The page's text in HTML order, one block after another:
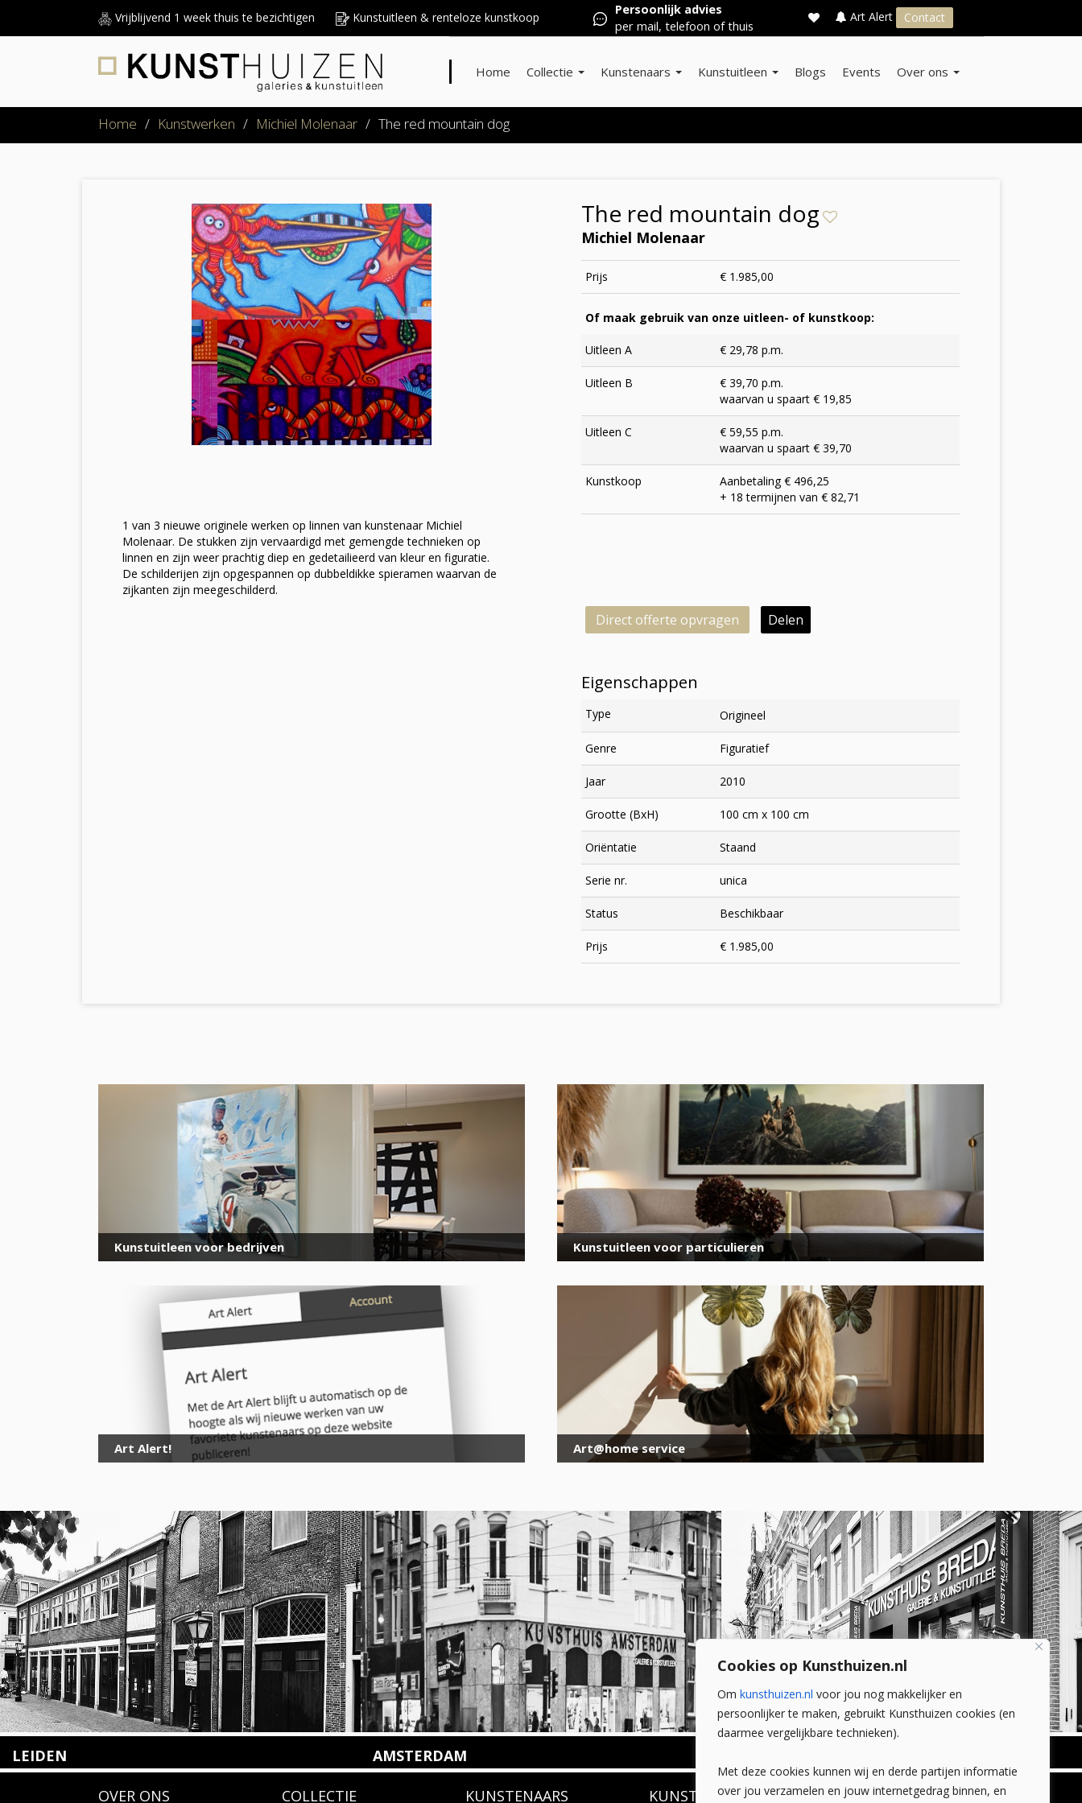
Cookies op Kunsthuizen.nl
Om kunsthuizen.nl voor jou nog makkelijker en
persoonlijker te maken, gebruikt Kunsthuizen cookies (en
daarmee vergelijkbare technieken).
Met deze cookies kunnen wij en derde partijen informatie
over jou verzamelen en jouw internetgedrag binnen, en
Vrijblijvend 1 week thuis te bezichtigen Kunstuitleen & renteloze kunstkoop
Persoonlijk advies
per mail, telefoon of thuis
Art Alert Contact
Home Collectie Kunstenaars Kunstuitleen Blogs Events Over ons
Home / Kunstwerken / Michiel Molenaar / The red mountain dog
1 van 3 nieuwe originele werken op linnen van kunstenaar Michiel
Molenaar. De stukken zijn vervaardigd met gemengde technieken op
linnen en zijn weer prachtig diep en gedetailieerd van kleur en figuratie.
De schilderijen zijn opgespannen op dubbeldikke spieramen waarvan de
zijkanten zijn meegeschilderd.
The red mountain dog
Michiel Molenaar
Prijs € 1.985,00
Of maak gebruik van onze uitleen- of kunstkoop:
Uitleen A € 29,78 p.m.
Uitleen B
€ 39,70 p.m.
waarvan u spaart € 19,85
Uitleen C
€ 59,55 p.m.
waarvan u spaart € 39,70
Kunstkoop
Aanbetaling € 496,25
+ 18 termijnen van € 82,71
Direct offerte opvragen Delen
Eigenschappen
Type Origineel
Genre Figuratief
Jaar 2010
Grootte (BxH) 100 cm x 100 cm
Oriëntatie Staand
Serie nr. unica
Status Beschikbaar
Prijs € 1.985,00
Kunstuitleen voor bedrijven Kunstuitleen voor particulieren
Art Alert! Art@home service
LEIDEN AMSTERDAM
1075 VX Amsterdam
Wilhelminastraat 11
4818 SB Breda
OVER ONS COLLECTIE KUNSTENAARS KUNSTUITLEEN CONTACT
voor onze nieuwsbrief
E-
mailadres
×